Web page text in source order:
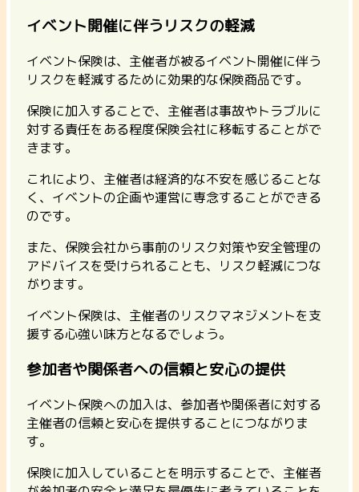
イベント開催に伴うリスクの軽減
イベント保険は、主催者が被るイベント開催に伴う
リスクを軽減するために効果的な保険商品です。
保険に加入することで、主催者は事故やトラブルに
対する責任をある程度保険会社に移転することがで
きます。
これにより、主催者は経済的な不安を感じることな
く、イベントの企画や運営に専念することができる
のです。
また、保険会社から事前のリスク対策や安全管理の
アドバイスを受けられることも、リスク軽減につな
がります。
イベント保険は、主催者のリスクマネジメントを支
援する心強い味方となるでしょう。
参加者や関係者への信頼と安心の提供
イベント保険への加入は、参加者や関係者に対する
主催者の信頼と安心を提供することにつながりま
す。
保険に加入していることを明示することで、主催者